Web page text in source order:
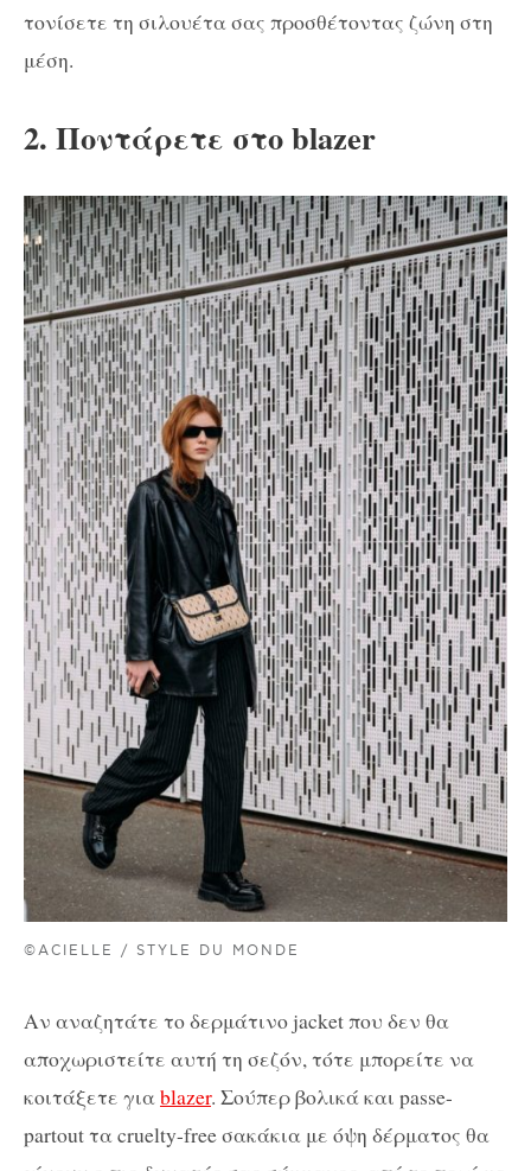
τονίσετε τη σιλουέτα σας προσθέτοντας ζώνη στη
μέση.
2. Ποντάρετε στο blazer
©ACIELLE / STYLE DU MONDE
Αν αναζητάτε το δερμάτινο jacket που δεν θα
αποχωριστείτε αυτή τη σεζόν, τότε μπορείτε να
κοιτάξετε γιαblazer. Σούπερ βολικά και passe-
partout τα cruelty-free σακάκια με όψη δέρματος θα